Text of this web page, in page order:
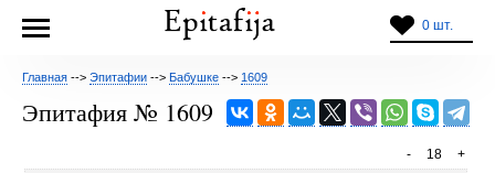
0 шт.
Главная --> Эпитафии --> Бабушке --> 1609
Эпитафия № 1609
+
18
-